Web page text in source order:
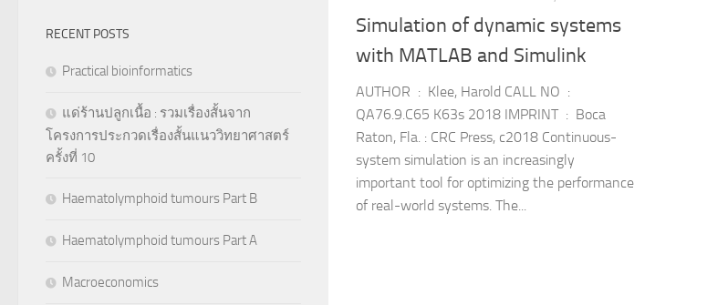
Simulation of dynamic systems
with MATLAB and Simulink
AUTHOR : Klee, Harold CALL NO :
QA76.9.C65 K63s 2018 IMPRINT : Boca
Raton, Fla. : CRC Press, c2018 Continuous-
system simulation is an increasingly
important tool for optimizing the performance
of real-world systems. The...
RECENT POSTS
Practical bioinformatics
แด่ร้านปลูกเนื้อ : รวมเรื่องสั้นจาก
โครงการประกวดเรื่องสั้นแนววิทยาศาสตร์
ครั้งที่ 10
Haematolymphoid tumours Part B
Haematolymphoid tumours Part A
Macroeconomics